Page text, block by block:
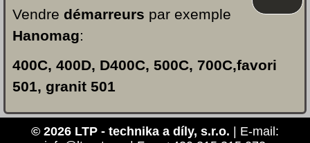
Vendre démarreurs par exemple
Hanomag:
400C, 400D, D400C, 500C, 700C,favori
501, granit 501
© 2026 LTP - technika a díly, s.r.o. | E-mail: